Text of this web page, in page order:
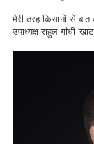
मेरी तरह किसानों से
उपाध्यक्ष राहुल गांधी 'खाट